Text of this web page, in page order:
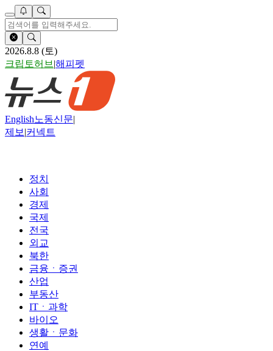
2026.8.8 (토)
크립토허브 |해피펫
English노동신문|
제보 |커넥트
정치
사회
경제
국제
전국
외교
북한
금융ㆍ증권
산업
부동산
ITㆍ과학
바이오
생활ㆍ문화
연예